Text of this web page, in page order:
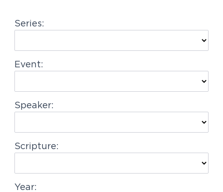
a
i
o
Series:
Event:
Speaker:
Scripture:
Year: